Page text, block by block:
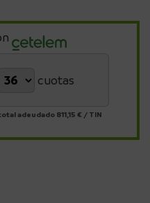
cuotas
adeudado 811,15 € / TIN